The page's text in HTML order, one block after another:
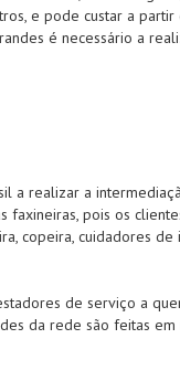
e pode custar a
é necessário a
a realizar a
faxineiras, pois os
copeira, cuidadores
de serviço a
da rede são feitas